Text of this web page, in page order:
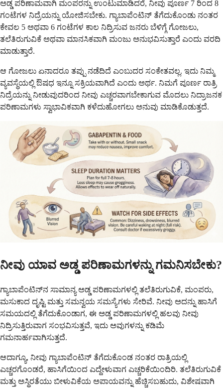
ಅಡ್ಡ ಪರಿಣಾಮವಾಗಿ ಮಂಪರನ್ನು ಉಂಟುಮಾಡಿದರೆ, ನೀವು ಪೂರ್ಣ 7 ರಿಂದ 8
ಗಂಟೆಗಳ ನಿದ್ರೆಯನ್ನು ಯೋಜಿಸಬೇಕು. ಗ್ಯಾಬಾಪೆಂಟಿನ್ ತೆಗೆದುಕೊಂಡು ನಂತರ
ಕೇವಲ 5 ಅಥವಾ 6 ಗಂಟೆಗಳ ಕಾಲ ನಿದ್ರಿಸುವ ಜನರು ಬೆಳಿಗ್ಗೆ ಗೋಜಲು,
ತಲೆತಿರುಗುವಿಕೆ ಅಥವಾ ಮಾನಸಿಕವಾಗಿ ಮಂಜು ಅನುಭವಿಸುತ್ತಾರೆ ಎಂದು ವರದಿ
ಮಾಡುತ್ತಾರೆ.
ಆ ಗೋಜಲು ಏನಾದರೂ ತಪ್ಪು ನಡೆದಿದೆ ಎಂಬುದರ ಸಂಕೇತವಲ್ಲ. ಇದು ನಿಮ್ಮ
ವ್ಯವಸ್ಥೆಯಲ್ಲಿ ಔಷಧ ಇನ್ನೂ ಸಕ್ರಿಯವಾಗಿದೆ ಎಂದು ಅರ್ಥ. ನಿಮಗೆ ಪೂರ್ಣ ರಾತ್ರಿ
ನಿದ್ರೆಯನ್ನು ನೀಡುವುದರಿಂದ ನೀವು ಎಚ್ಚರವಾಗಬೇಕಾಗುವ ಮೊದಲು ನಿದ್ರಾಜನಕ
ಪರಿಣಾಮಗಳು ಸ್ವಾಭಾವಿಕವಾಗಿ ಕಳೆದುಹೋಗಲು ಅನುವು ಮಾಡಿಕೊಡುತ್ತದೆ.
ನೀವು ಯಾವ ಅಡ್ಡ ಪರಿಣಾಮಗಳನ್ನು ಗಮನಿಸಬೇಕು?
ಗ್ಯಾಬಾಪೆಂಟಿನ್‌ನ ಸಾಮಾನ್ಯ ಅಡ್ಡ ಪರಿಣಾಮಗಳಲ್ಲಿ ತಲೆತಿರುಗುವಿಕೆ, ಮಂಪರು,
ಮಸುಕಾದ ದೃಷ್ಟಿ ಮತ್ತು ಸಮನ್ವಯ ಸಮಸ್ಯೆಗಳು ಸೇರಿವೆ. ನೀವು ಅದನ್ನು ಹಾಸಿಗೆ
ಸಮಯದಲ್ಲಿ ತೆಗೆದುಕೊಂಡಾಗ, ಈ ಅಡ್ಡ ಪರಿಣಾಮಗಳಲ್ಲಿ ಹಲವು ನೀವು
ನಿದ್ರಿಸುತ್ತಿರುವಾಗ ಸಂಭವಿಸುತ್ತವೆ, ಇದು ಅವುಗಳನ್ನು ಕಡಿಮೆ
ಗಮನಾರ್ಹವಾಗಿಸುತ್ತದೆ.
ಆದಾಗ್ಯೂ, ನೀವು ಗ್ಯಾಬಾಪೆಂಟಿನ್ ತೆಗೆದುಕೊಂಡ ನಂತರ ರಾತ್ರಿಯಲ್ಲಿ
ಎಚ್ಚರಗೊಂಡರೆ, ಹಾಸಿಗೆಯಿಂದ ಎದ್ದೇಳುವಾಗ ಎಚ್ಚರಿಕೆಯಿಂದಿರಿ. ತಲೆತಿರುಗುವಿಕೆ
ಮತ್ತು ಅಸ್ಥಿರತೆಯು ಬೀಳುವಿಕೆಯ ಅಪಾಯವನ್ನು ಹೆಚ್ಚಿಸಬಹುದು, ವಿಶೇಷವಾಗಿ